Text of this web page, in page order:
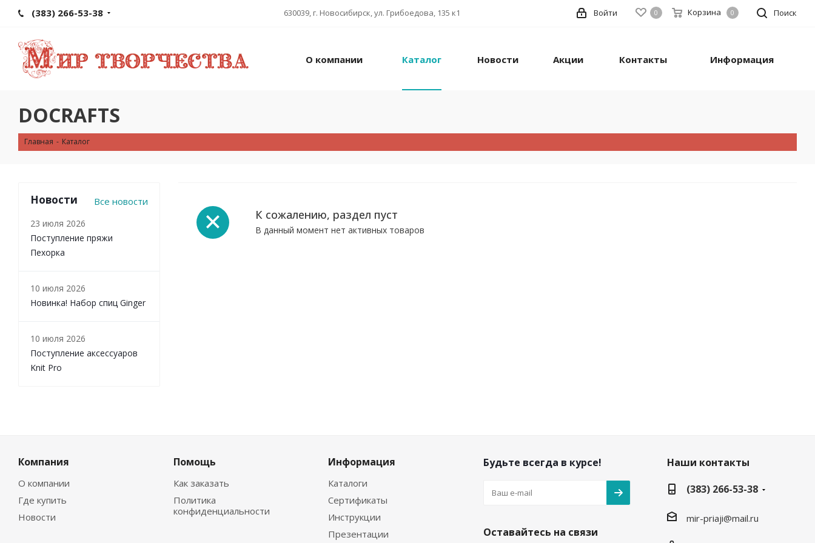
(383) 266-53-38 630039, г. Новосибирск, ул. Грибоедова, 135 к1 Поиск
0 Корзина 0
Войти
О компании Каталог Новости Акции Контакты Информация
DOCRAFTS
Главная - Каталог
К сожалению, раздел пуст
В данный момент нет активных товаров
Новости Все новости
23 июля 2026
Поступление пряжи
Пехорка
10 июля 2026
Новинка! Набор спиц Ginger
10 июля 2026
Поступление аксессуаров
Knit Pro
Компания
О компании
Где купить
Новости
Помощь
Как заказать
Политика
конфиденциальности
Информация
Каталоги
Сертификаты
Инструкции
Презентации
Будьте всегда в курсе!
Оставайтесь на связи
Наши контакты
(383) 266-53-38
mir-priaji@mail.ru